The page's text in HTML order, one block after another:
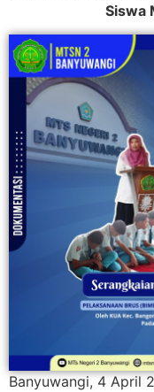
Siswa
Banyuwangi, 4 April